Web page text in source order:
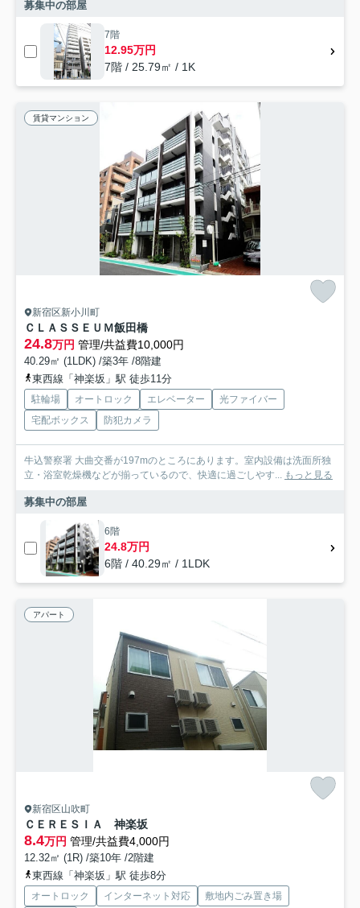
募集中の部屋
7階
12.95万円
7階 / 25.79㎡ / 1K
賃貸マンション
新宿区新小川町
ＣＬＡＳＳＥＵＭ飯田橋
24.8万円 管理/共益費10,000円
40.29㎡ (1LDK) /築3年 /8階建
東西線「神楽坂」駅 徒歩11分
駐輪場 オートロック エレベーター
光ファイバー
宅配ボックス
防犯カメラ
牛込警察署 大曲交番が197mのところにあります。室内設備は洗面所独
立・浴室乾燥機などが揃っているので、快適に過ごしやす... もっと見る
募集中の部屋
6階
24.8万円
6階 / 40.29㎡ / 1LDK
アパート
新宿区山吹町
ＣＥＲＥＳＩＡ 神楽坂
8.4万円 管理/共益費4,000円
12.32㎡ (1R) /築10年 /2階建
東西線「神楽坂」駅 徒歩8分
オートロック インターネット対応
敷地内ごみ置き場